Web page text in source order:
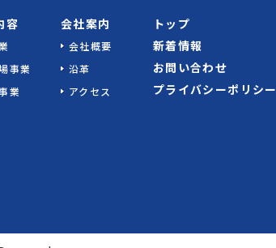
容
事業
業
会社案内
会社概要
沿革
アクセス
トップ
新着情報
お問い合わせ
プライバシーポリシー